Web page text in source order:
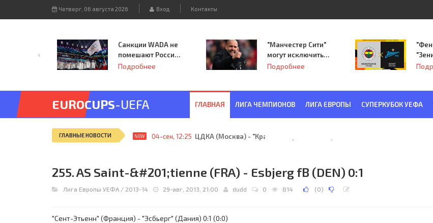
Четверг, 06 августа 2026 Вход Контакты
Санкции WADA не
помешают России
принять
Подробнее
"Манчестер Сити"
могут исключить
из Лиги
Подробнее
EUROCUPS-UEFA ГЛАВНАЯ ЛИГА ЧЕМПИОНОВ ЛИГА ЕВРОПЫ СУПЕРКУБОК УЕФА
ГЛАВНЫЕ НОВОСТИ NEW 04-сен, 12:25 ЦДКА (Москва) - "Красная Заря" (Ленинград) 6:2
255. AS Saint-&#201;tienne (FRA) - Esbjerg fB (DEN) 0:1
Лига Европы УЕФА / 2013-14 29-авг, 2013, 21:00 dudd 0 814 (0)
"Сент-Этьенн" (Франция) - "Эсбьерг" (Дания) 0:1 (0:0)